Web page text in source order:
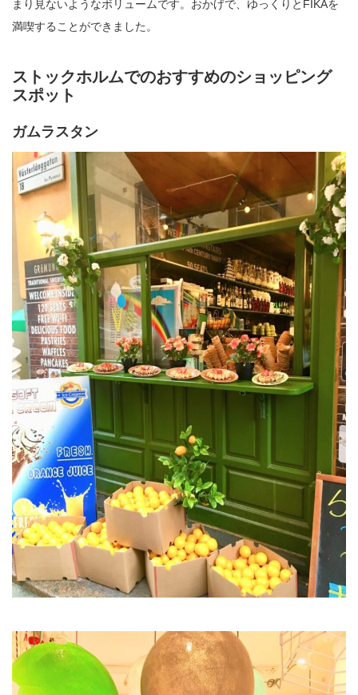
まり見ないようなボリュームです。おかげで、ゆっくりとFIKAを
満喫することができました。
ストックホルムでのおすすめのショッピング
スポット
ガムラスタン